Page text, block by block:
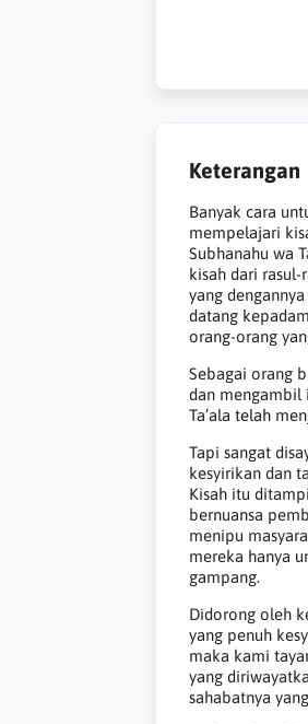
Keterangan
Banyak cara
mempelajari
Subhanahu wa
kisah dari
yang
datang
orang-orang
Sebagai orang
dan mengambil
Ta’ala telah
Tapi sangat
kesyirikan dan
Kisah itu
bernuansa
menipu
mereka hanya
gampang.
Didorong oleh
yang penuh
maka kami
yang
sahabatnya